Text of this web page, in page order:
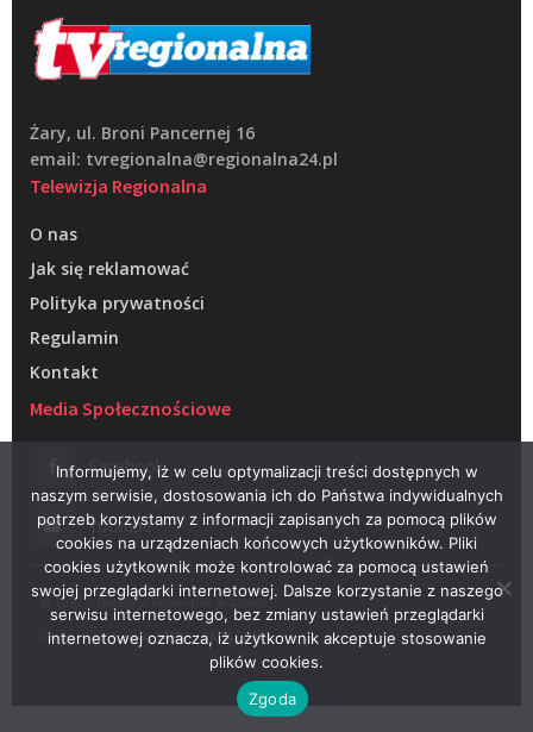
Żary, ul. Broni Pancernej 16
email: tvregionalna@regionalna24.pl
Telewizja Regionalna
O nas
Jak się reklamować
Polityka prywatności
Regulamin
Kontakt
Media Społecznościowe
Facebook
Youtube
© 2022 – Telewizja Regionalna w Żarach
Projektowanie stron WWW –RAGACOM
Informujemy, iż w celu optymalizacji treści dostępnych w
naszym serwisie, dostosowania ich do Państwa indywidualnych
potrzeb korzystamy z informacji zapisanych za pomocą plików
cookies na urządzeniach końcowych użytkowników. Pliki
cookies użytkownik może kontrolować za pomocą ustawień
swojej przeglądarki internetowej. Dalsze korzystanie z naszego
serwisu internetowego, bez zmiany ustawień przeglądarki
internetowej oznacza, iż użytkownik akceptuje stosowanie
plików cookies.
Zgoda